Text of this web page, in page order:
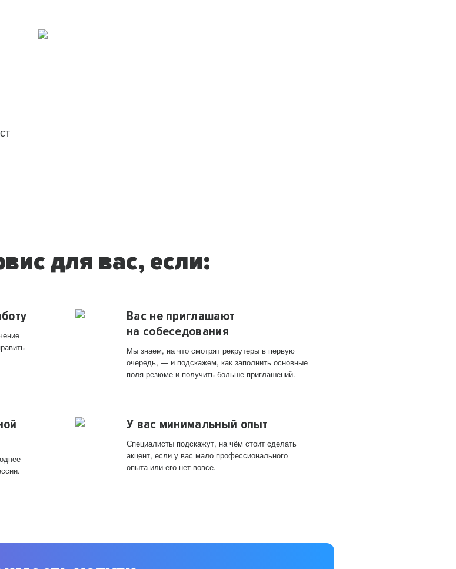
для вас, если:
Вас не приглашают
на собеседования
Мы знаем, на что смотрят рекрутеры в первую
очередь, — и подскажем, как заполнить основные
поля резюме и получить больше приглашений.
У вас минимальный опыт
Специалисты подскажут, на чём стоит сделать
акцент, если у вас мало профессионального
опыта или его нет вовсе.